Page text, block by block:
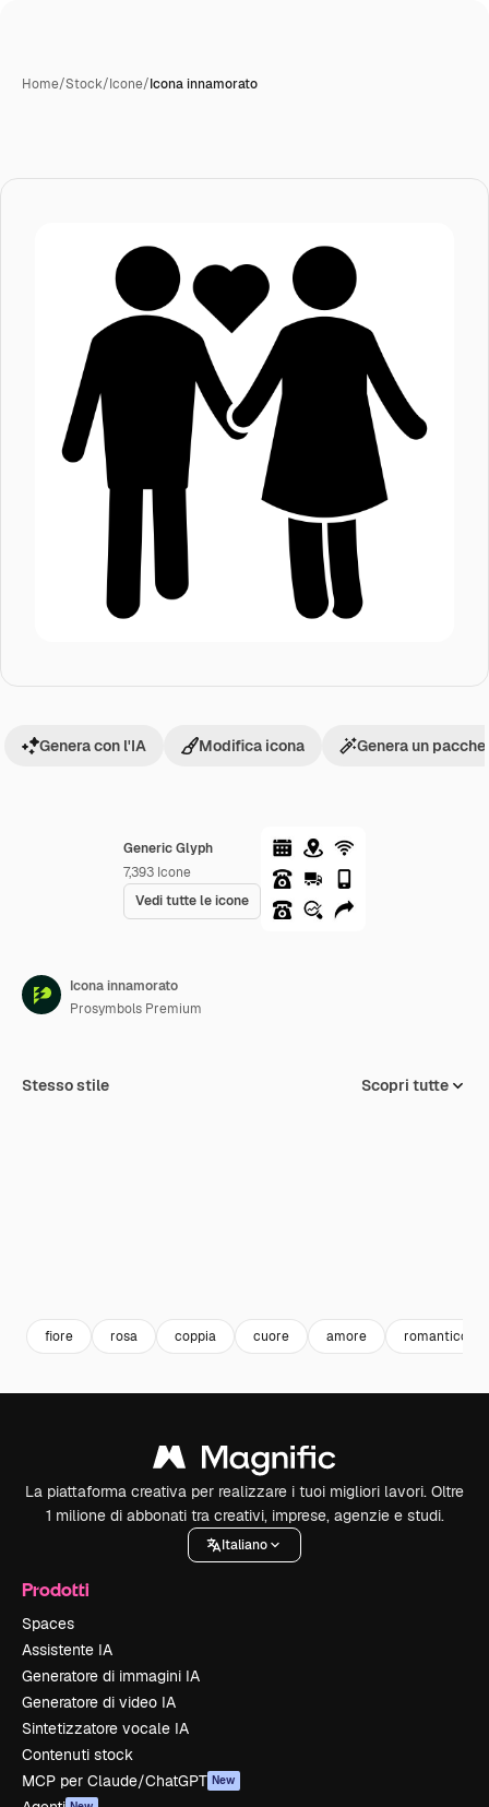
Home/Stock/Icone/Icona innamorato
Generic Glyph
7,393 Icone
Vedi tutte le icone
Genera con l'IA Modifica icona Genera un
Icona innamorato
Prosymbols Premium
Stesso stile Scopri tutte
fiore rosa coppia cuore amore romantico
La piattaforma creativa per realizzare i tuoi migliori lavori. Oltre
1 milione di abbonati tra creativi, imprese, agenzie e studi.
Italiano
Prodotti
Spaces
Assistente IA
Generatore di immagini IA
Generatore di video IA
Sintetizzatore vocale IA
Contenuti stock
MCP per Claude/ChatGPT New